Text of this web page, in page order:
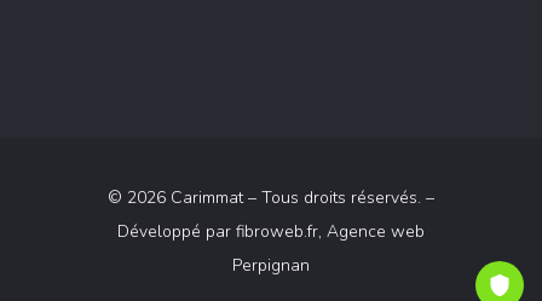
© 2026 Carimmat – Tous droits réservés. –
Développé par fibroweb.fr, Agence web
Perpignan